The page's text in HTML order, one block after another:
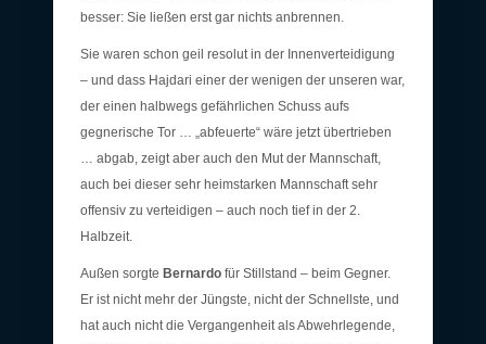
besser: Sie ließen erst gar nichts anbrennen.
Sie waren schon geil resolut in der Innenverteidigung
– und dass Hajdari einer der wenigen der unseren war,
der einen halbwegs gefährlichen Schuss aufs
gegnerische Tor … „abfeuerte“ wäre jetzt übertrieben
… abgab, zeigt aber auch den Mut der Mannschaft,
auch bei dieser sehr heimstarken Mannschaft sehr
offensiv zu verteidigen – auch noch tief in der 2.
Halbzeit.
Außen sorgte Bernardo für Stillstand – beim Gegner.
Er ist nicht mehr der Jüngste, nicht der Schnellste, und
hat auch nicht die Vergangenheit als Abwehrlegende,